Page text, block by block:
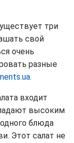
три
свой
очень
разные
входит
высоким
блюда
Этот салат не